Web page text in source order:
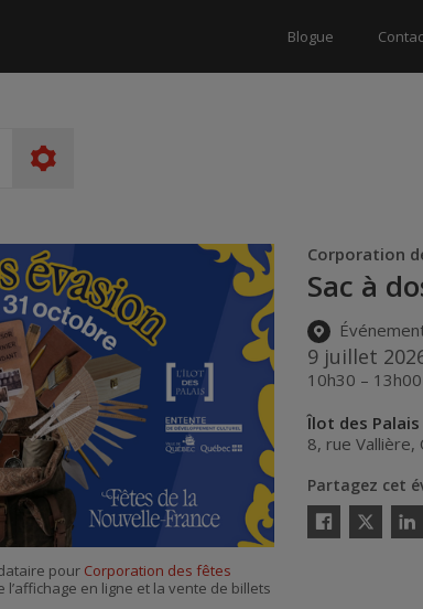
Blogue
Corporation
Sac à
9 juillet
10h30 – 13h00
Îlot des Palais
8, rue Vallière,
Partagez cet
Facebook
Twitter
pour Corporation des fêtes
l’affichage en ligne et la vente de billets